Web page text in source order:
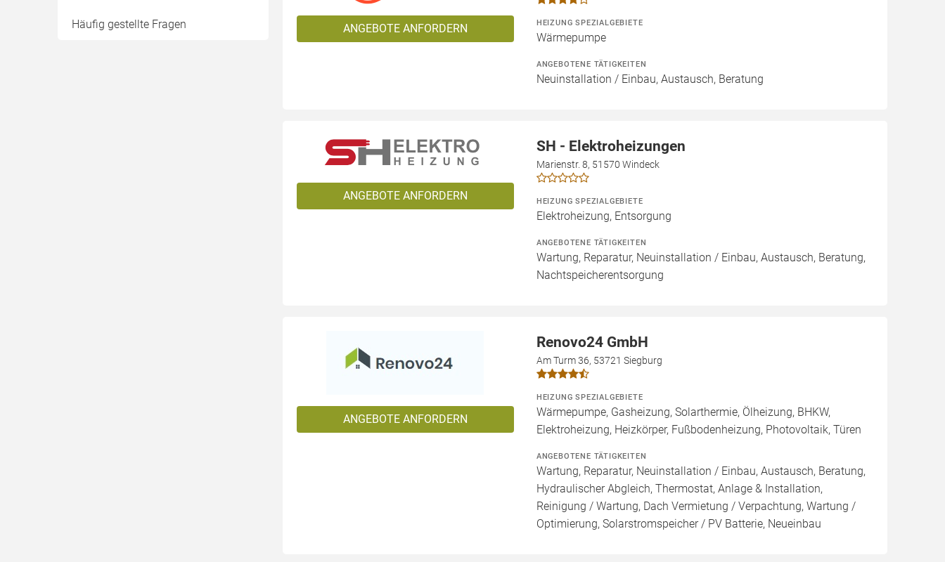
Häufig gestellte Fragen ANGEBOTE ANFORDERN HEIZUNG SPEZIALGEBIETE
Wärmepumpe
ANGEBOTENE TÄTIGKEITEN
Neuinstallation / Einbau, Austausch, Beratung
ANGEBOTE ANFORDERN
SH - Elektroheizungen
Marienstr. 8, 51570 Windeck
HEIZUNG SPEZIALGEBIETE
Elektroheizung, Entsorgung
ANGEBOTENE TÄTIGKEITEN
Wartung, Reparatur, Neuinstallation / Einbau, Austausch, Beratung,
Nachtspeicherentsorgung
ANGEBOTE ANFORDERN
Renovo24 GmbH
Am Turm 36, 53721 Siegburg
HEIZUNG SPEZIALGEBIETE
Wärmepumpe, Gasheizung, Solarthermie, Ölheizung, BHKW,
Elektroheizung, Heizkörper, Fußbodenheizung, Photovoltaik, Türen
ANGEBOTENE TÄTIGKEITEN
Wartung, Reparatur, Neuinstallation / Einbau, Austausch, Beratung,
Hydraulischer Abgleich, Thermostat, Anlage & Installation,
Reinigung / Wartung, Dach Vermietung / Verpachtung, Wartung /
Optimierung, Solarstromspeicher / PV Batterie, Neueinbau